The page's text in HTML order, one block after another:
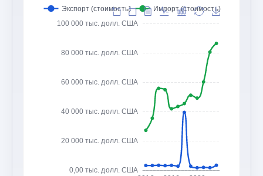
0,00 тыс. долл. США
20 000 тыс. долл. США
40 000 тыс. долл. США
60 000 тыс. долл. США
80 000 тыс. долл. США
100 000 тыс. долл. США
Экспорт (стоимость) Импорт (стоимость)